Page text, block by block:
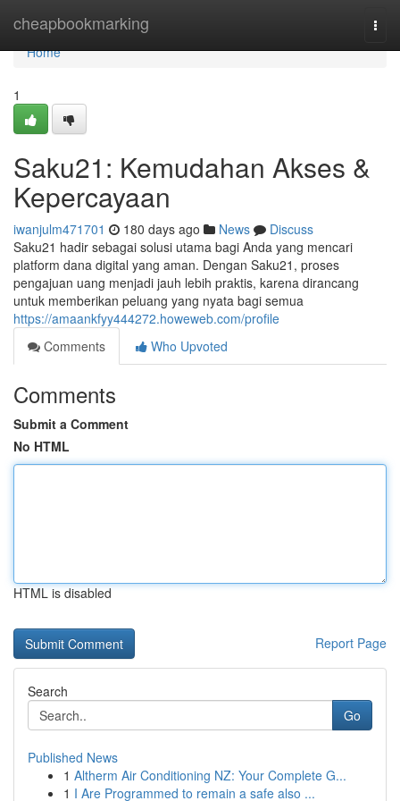
cheapbookmarking
Home
Home
1
Saku21: Kemudahan Akses &
Kepercayaan
iwanjulm471701 180 days ago News
Discuss
Saku21 hadir sebagai solusi utama bagi Anda yang mencari
platform dana digital yang aman. Dengan Saku21, proses
pengajuan uang menjadi jauh lebih praktis, karena dirancang
untuk memberikan peluang yang nyata bagi semua
https://amaankfyy444272.howeweb.com/profile
Comments
Who Upvoted
Comments
Submit a Comment
No HTML
HTML is disabled
Report Page
Search
Go
Published News
1 Altherm Air Conditioning NZ: Your Complete G...
1 I Are Programmed to remain a safe also ...